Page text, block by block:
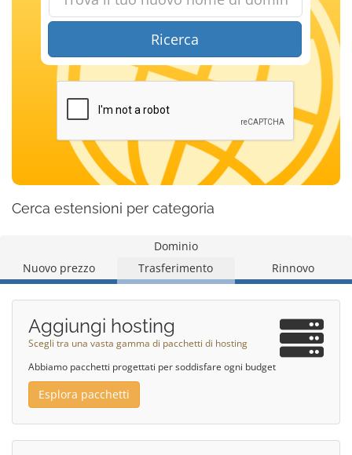
Ricerca
Cerca estensioni per categoria
Dominio
Nuovo prezzo
Trasferimento Rinnovo
Aggiungi hosting
Scegli tra una vasta gamma di pacchetti di hosting
Abbiamo pacchetti progettati per soddisfare ogni budget
Esplora pacchetti